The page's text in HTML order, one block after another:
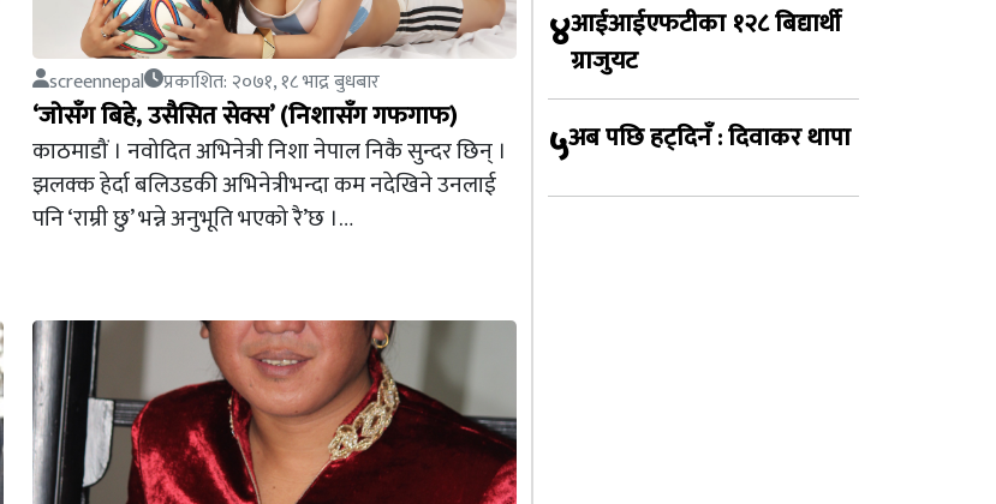
screennepal प्रकाशित: २०७१, १८ भाद्र बुधबार
‘जोसँग बिहे, उसैसित सेक्स’ (निशासँग गफगाफ)
काठमाडौं । नवोदित अभिनेत्री निशा नेपाल निकै सुन्दर छिन् ।
झलक्क हेर्दा बलिउडकी अभिनेत्रीभन्दा कम नदेखिने उनलाई
पनि ‘राम्री छु’ भन्ने अनुभूति भएको रै’छ ।…
४आईआईएफटीका १२८ बिद्यार्थी
ग्राजुयट
५अब पछि हट्दिनँ : दिवाकर थापा